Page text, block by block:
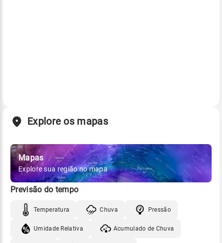
Explore os mapas
Mapas
Explore sua região no mapa
Previsão do tempo
Temperatura Chuva Pressão
Umidade Relativa Acumulado de Chuva